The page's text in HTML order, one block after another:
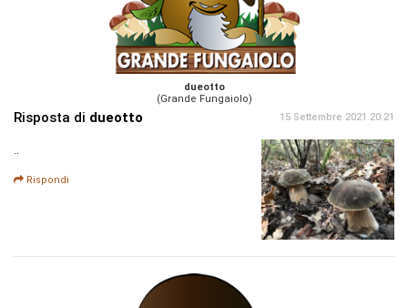
dueotto
(Grande Fungaiolo)
Risposta di dueotto 15 Settembre 2021 20:21
..
Rispondi